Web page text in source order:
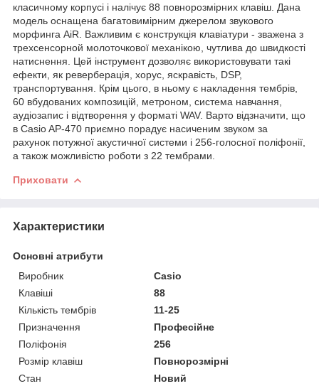
класичному корпусі і налічує 88 повнорозмірних клавіш. Дана
модель оснащена багатовимірним джерелом звукового
морфинга AiR. Важливим є конструкція клавіатури - зважена з
трехсенсорной молоточкової механікою, чутлива до швидкості
натиснення. Цей інструмент дозволяє використовувати такі
ефекти, як реверберація, хорус, яскравість, DSP,
транспортування. Крім цього, в ньому є накладення тембрів,
60 вбудованих композицій, метроном, система навчання,
аудіозапис і відтворення у форматі WAV. Варто відзначити, що
в Casio AP-470 приємно порадує насиченим звуком за
рахунок потужної акустичної системи і 256-голосної поліфонії,
а також можливістю роботи з 22 тембрами.
Приховати
Характеристики
Основні атрибути
Виробник
Casio
Клавіші
88
Кількість тембрів
11-25
Призначення
Професійне
Поліфонія
256
Розмір клавіш
Повнорозмірні
Стан
Новий